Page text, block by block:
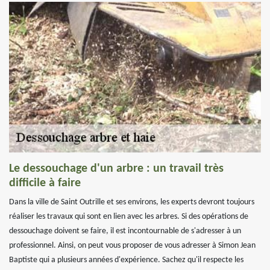
Le dessouchage d'un arbre : un travail très
difficile à faire
Dans la ville de Saint Outrille et ses environs, les experts devront toujours
réaliser les travaux qui sont en lien avec les arbres. Si des opérations de
dessouchage doivent se faire, il est incontournable de s'adresser à un
professionnel. Ainsi, on peut vous proposer de vous adresser à Simon Jean
Baptiste qui a plusieurs années d'expérience. Sachez qu'il respecte les